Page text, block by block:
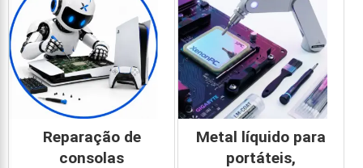
Reparação de
consolas
Metal líquido para
portáteis,